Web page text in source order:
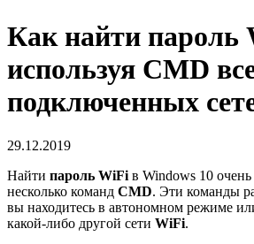
Как найти пароль
используя CMD
подключенных
29.12.2019
Найти пароль WiFi в Windows 10
несколько команд CMD. Эти команды
вы находитесь в автономном режиме
какой-либо другой сети WiFi.